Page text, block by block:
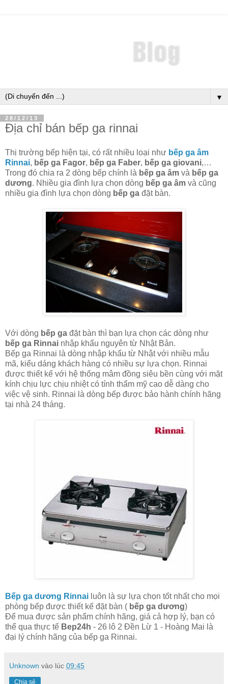
▼
28/12/13
Địa chỉ bán bếp ga rinnai
Thị trường bếp hiện tại, có rất nhiều loại như bếp ga âm
Rinnai, bếp ga Fagor, bếp ga Faber, bếp ga giovani,…
Trong đó chia ra 2 dòng bếp chính là bếp ga âm và bếp ga
dương. Nhiều gia đình lựa chọn dòng bếp ga âm và cũng
nhiều gia đình lựa chọn dòng bếp ga đặt bàn.
Với dòng bếp ga đặt bàn thì bạn lựa chọn các dòng như
bếp ga Rinnai nhập khẩu nguyên từ Nhật Bản.
Bếp ga Rinnai là dòng nhập khẩu từ Nhật với nhiều mẫu
mã, kiểu dáng khách hàng có nhiều sự lựa chọn. Rinnai
được thiết kế với hệ thống mâm đồng siêu bền cùng với mặt
kính chịu lực chịu nhiệt có tính thẩm mỹ cao dễ dàng cho
việc vệ sinh. Rinnai là dòng bếp được bảo hành chính hãng
tại nhà 24 tháng.
Bếp ga dương Rinnai luôn là sự lựa chọn tốt nhất cho mọi
phòng bếp được thiết kế đặt bàn ( bếp ga dương)
Để mua được sản phẩm chính hãng, giá cả hợp lý, bạn có
thể qua thực tế Bep24h - 26 lô 2 Đền Lừ 1 - Hoàng Mai là
đại lý chính hãng của bếp ga Rinnai.
Unknown vào lúc 09:45
Chia sẻ